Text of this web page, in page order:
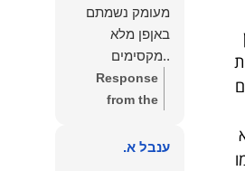
מעומק נשמתם
באןפן מלא
..מקסימים
ונעימים אוזן
קשבת, ונונתנים
מלא ואמיתי..שפו
Response
from the
רבה על המילים
ענבל א.